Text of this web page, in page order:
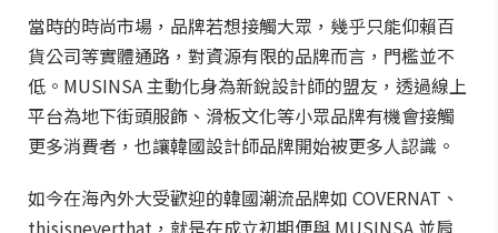
當時的時尚市場，品牌若想接觸大眾，幾乎只能仰賴百
貨公司等實體通路，對資源有限的品牌而言，門檻並不
低。MUSINSA 主動化身為新銳設計師的盟友，透過線上
平台為地下街頭服飾、滑板文化等小眾品牌有機會接觸
更多消費者，也讓韓國設計師品牌開始被更多人認識。
如今在海內外大受歡迎的韓國潮流品牌如 COVERNAT、
thisisneverthat，就是在成立初期便與 MUSINSA 並肩